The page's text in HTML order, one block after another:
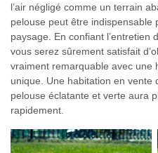
l’air négligé comme un terrain
pelouse peut être indispensable
paysage. En confiant l’entretien
vous serez sûrement satisfait
vraiment remarquable avec une
unique. Une habitation en vente
pelouse éclatante et verte aura
rapidement.